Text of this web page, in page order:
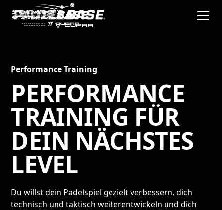
Performance Training
PERFORMANCE
TRAINING FÜR
DEIN NÄCHSTES
LEVEL
Du willst dein Padelspiel gezielt verbessern, dich
technisch und taktisch weiterentwickeln und dich